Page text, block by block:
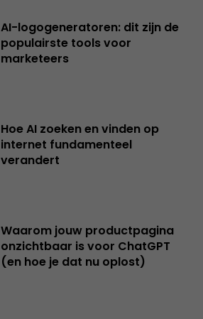
AI-logogeneratoren: dit zijn de
populairste tools voor
marketeers
Hoe AI zoeken en vinden op
internet fundamenteel
verandert
Waarom jouw productpagina
onzichtbaar is voor ChatGPT
(en hoe je dat nu oplost)